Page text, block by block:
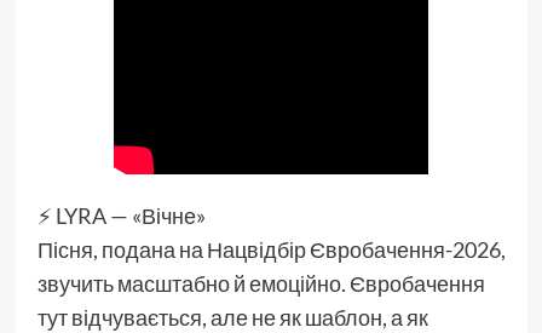
⚡️ LYRA — «Вічне»
Пісня, подана на Нацвідбір Євробачення-2026,
звучить масштабно й емоційно. Євробачення
тут відчувається, але не як шаблон, а як